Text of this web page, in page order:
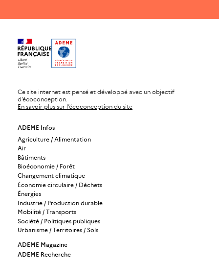
Ce site internet est pensé et développé avec un objectif
d’écoconception.
En savoir plus sur l’écoconception du site
ADEME Infos
Agriculture / Alimentation
Air
Bâtiments
Bioéconomie / Forêt
Changement climatique
Économie circulaire / Déchets
Énergies
Industrie / Production durable
Mobilité / Transports
Société / Politiques publiques
Urbanisme / Territoires / Sols
ADEME Magazine
ADEME Recherche